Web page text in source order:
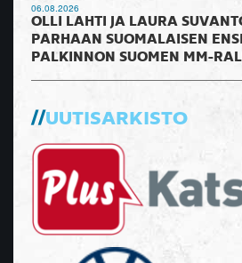
06.08.2026
OLLI LAHTI JA LAURA
PARHAAN SUOMALAISEN
PALKINNON SUOMEN MM-
UUTISARKISTO